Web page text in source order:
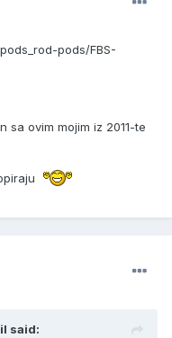
pods/FBS-
sa ovim mojim iz 2011-te
said: